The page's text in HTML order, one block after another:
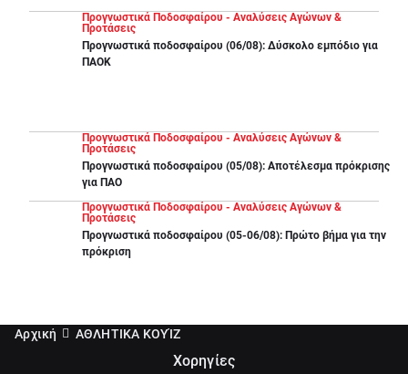
Προγνωστικά Ποδοσφαίρου - Αναλύσεις Αγώνων &
Προτάσεις
Προγνωστικά ποδοσφαίρου (06/08): Δύσκολο εμπόδιο για
ΠΑΟΚ
Προγνωστικά Ποδοσφαίρου - Αναλύσεις Αγώνων &
Προτάσεις
Προγνωστικά ποδοσφαίρου (05/08): Αποτέλεσμα πρόκρισης
για ΠΑΟ
Προγνωστικά Ποδοσφαίρου - Αναλύσεις Αγώνων &
Προτάσεις
Προγνωστικά ποδοσφαίρου (05-06/08): Πρώτο βήμα για την
πρόκριση
Αρχική ΑΘΛΗΤΙΚΑ ΚΟΥΊΖ
Χορηγίες